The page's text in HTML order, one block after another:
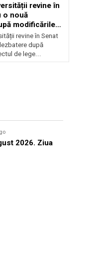
revine în
o nouă
modificările
revine în Senat
după
de lege...
2026. Ziua